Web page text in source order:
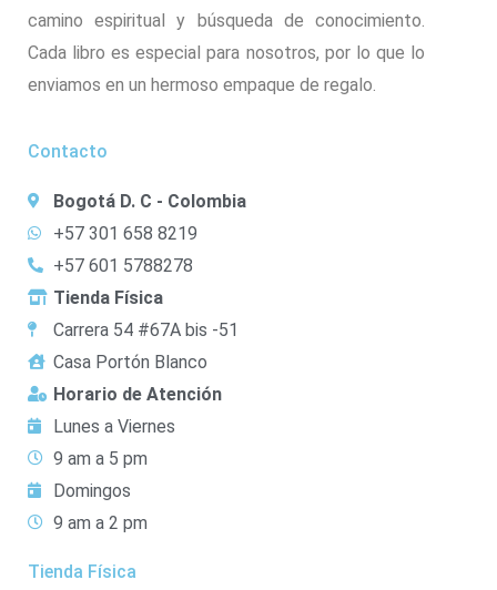
camino espiritual y búsqueda de conocimiento.
Cada libro es especial para nosotros, por lo que lo
enviamos en un hermoso empaque de regalo.
Contacto
Bogotá D. C - Colombia
+57 301 658 8219
+57 601 5788278
Tienda Física
Carrera 54 #67A bis -51
Casa Portón Blanco
Horario de Atención
Lunes a Viernes
9 am a 5 pm
Domingos
9 am a 2 pm
Tienda Física